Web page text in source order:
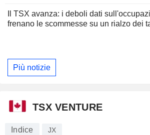
Il TSX avanza: i deboli dati
frenano le scommesse su un rialzo dei
Più notizie
TSX VENTURE
Indice JX